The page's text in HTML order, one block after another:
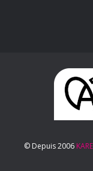
© Depuis 2006